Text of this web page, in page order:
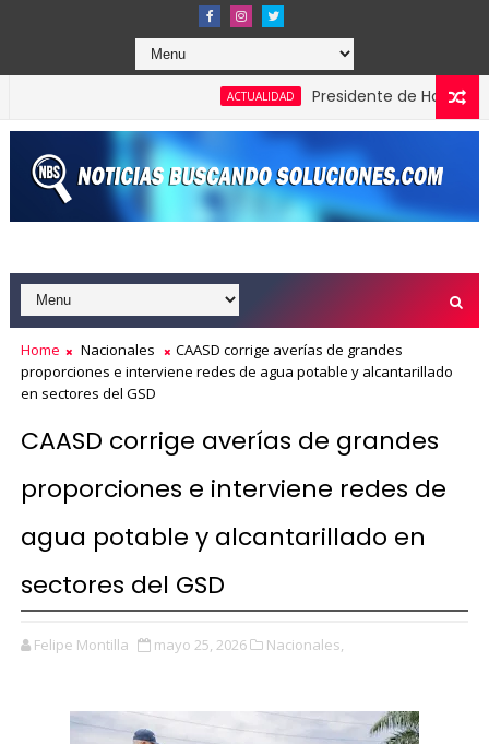
ACTUALIDAD Presidente de Honduras
Home Nacionales
CAASD corrige averías de grandes
proporciones e interviene redes de agua potable y alcantarillado
en sectores del GSD
CAASD corrige averías de grandes
proporciones e interviene redes de
agua potable y alcantarillado en
sectores del GSD
Felipe Montilla mayo 25, 2026 Nacionales,